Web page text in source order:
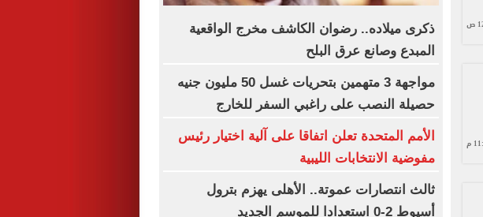
ذكرى ميلاده.. رضوان الكاشف مخرج الواقعية
المبدع وصانع عرق البلح
مواجهة 3 متهمين بتحريات غسل 50 مليون جنيه
حصيلة النصب على راغبي السفر للخارج
الأمم المتحدة تعلن اتفاقا على آلية اختيار رئيس
مفوضية الانتخابات الليبية
ثالث انتصارات عموتة.. الأهلى يهزم بترول
أسيوط 2-0 استعدادا للموسم الجديد